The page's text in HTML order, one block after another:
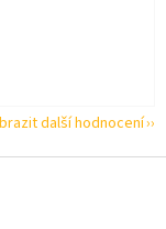
další hodnocení